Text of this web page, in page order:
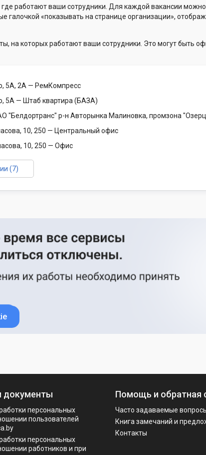
работают ваши сотрудники. Для каждой вакансии
галочкой «показывать на странице организации»,
на которых работают ваши сотрудники. Это могут быть
5А, 2А — РемКомпресс
5А — Штаб квартира (БАЗА)
"Белдортранс" р-н Авторынка Малиновка, промзона
10, 250 — Центральный офис
10, 250 — Офис
(7)
документы
персональных
пользователей
персональных
работников и при
Помощь и обратная
Часто задаваемые
Книга замечаний и
Контакты